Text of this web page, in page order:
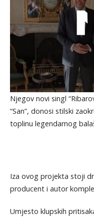
Njegov novi singl
“San”, donosi stilski
toplinu legendarnog
Iza ovog projekta stoji
producent i autor
Umjesto klupskih